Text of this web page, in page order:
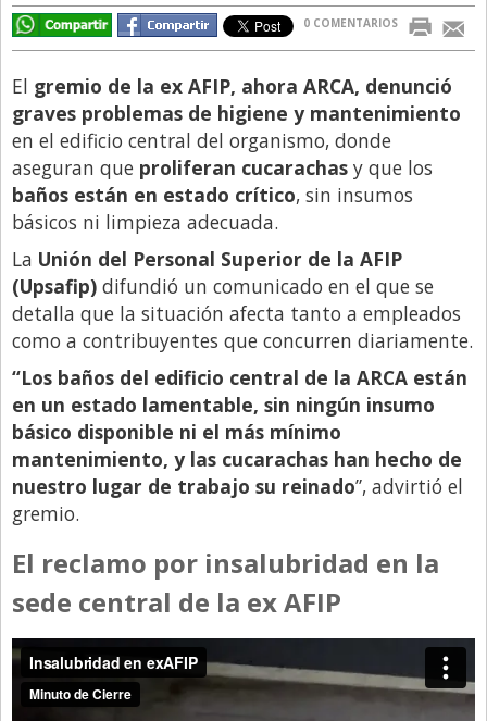
Finanzas
Internacionales
La Opinión del Director
Legales
Libro de Quejas
Medios
Millonarios
Minuto Lanzamiento
Negocios
Opinion
País
Política
Publicidad y Marketing
Real Estate y Propiedades
Responsabilidad Social
Salidas
Santa Fe
Show Business
0 COMENTARIOS
El gremio de la ex AFIP, ahora ARCA, denunció
graves problemas de higiene y mantenimiento
en el edificio central del organismo, donde
aseguran que proliferan cucarachas y que los
baños están en estado crítico, sin insumos
básicos ni limpieza adecuada.
La Unión del Personal Superior de la AFIP
(Upsafip) difundió un comunicado en el que se
detalla que la situación afecta tanto a empleados
como a contribuyentes que concurren diariamente.
“Los baños del edificio central de la ARCA están
en un estado lamentable, sin ningún insumo
básico disponible ni el más mínimo
mantenimiento, y las cucarachas han hecho de
nuestro lugar de trabajo su reinado”, advirtió el
gremio.
El reclamo por insalubridad en la
sede central de la ex AFIP